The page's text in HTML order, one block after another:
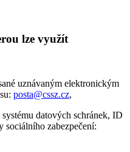
lze využít
uznávaným elektronickým
posta@cssz.cz,
datových schránek, ID
sociálního zabezpečení: